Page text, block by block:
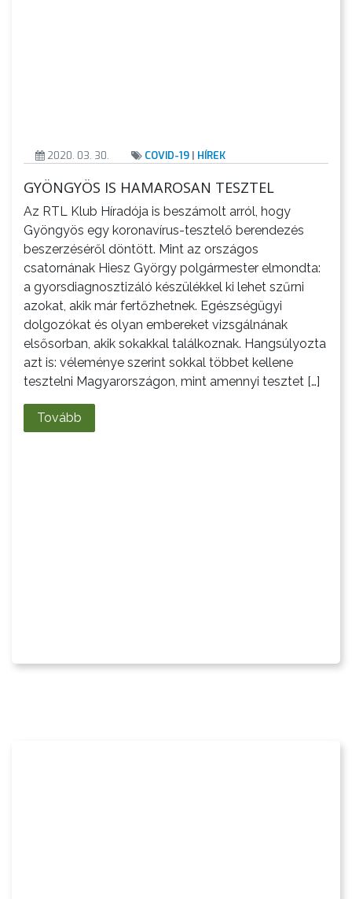
2020. 03. 30. COVID-19 | HÍREK
GYÖNGYÖS IS HAMAROSAN TESZTEL
Az RTL Klub Híradója is beszámolt arról, hogy
Gyöngyös egy koronavírus-tesztelő berendezés
beszerzéséről döntött. Mint az országos
csatornának Hiesz György polgármester elmondta:
a gyorsdiagnosztizáló készülékkel ki lehet szűrni
azokat, akik már fertőzhetnek. Egészségügyi
dolgozókat és olyan embereket vizsgálnának
elsősorban, akik sokakkal találkoznak. Hangsúlyozta
azt is: véleménye szerint sokkal többet kellene
tesztelni Magyarországon, mint amennyi tesztet […]
Tovább